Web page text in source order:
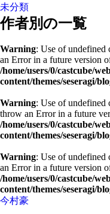
未分類
作者別の一覧
Warning: Use of
an Error in a future version
/home/users/0/castcube/
content/themes/seseragi/
Warning: Use of undefined
throw an Error in a future
/home/users/0/castcube/
content/themes/seseragi/
Warning: Use of undefined
an Error in a future version
/home/users/0/castcube/
content/themes/seseragi/
今村豪